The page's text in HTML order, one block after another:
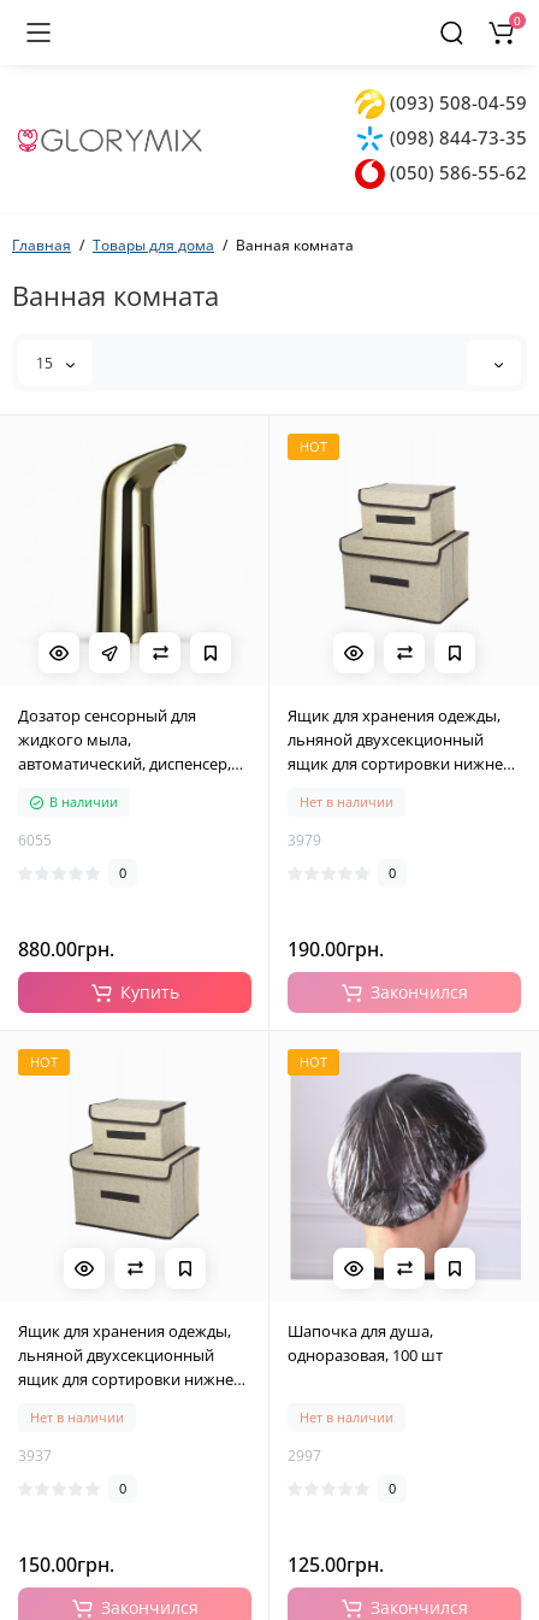
(093) 508-04-59
(098) 844-73-35
(050) 586-55-62
0
Главная Товары для дома Ванная комната
Ванная комната
15
Дозатор сенсорный для
жидкого мыла,
автоматический, диспенсер,
В наличии
6055
0
880.00грн.
Купить
HOT
Ящик для хранения одежды,
льняной двухсекционный
ящик для сортировки нижнего
Нет в наличии
3979
0
190.00грн.
Закончился
HOT
Ящик для хранения одежды,
льняной двухсекционный
ящик для сортировки нижнего
Нет в наличии
3937
0
150.00грн.
Закончился
HOT
Шапочка для душа,
одноразовая, 100 шт
Нет в наличии
2997
0
125.00грн.
Закончился